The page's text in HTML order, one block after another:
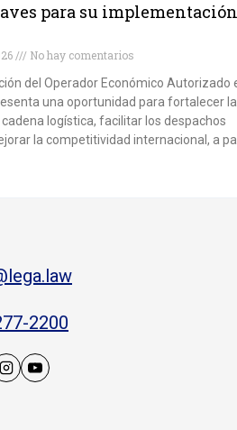
para su
No hay comentarios
del Operador Económico Autorizado
una oportunidad para fortalecer la
logística, facilitar los despachos
la competitividad internacional, a
2200